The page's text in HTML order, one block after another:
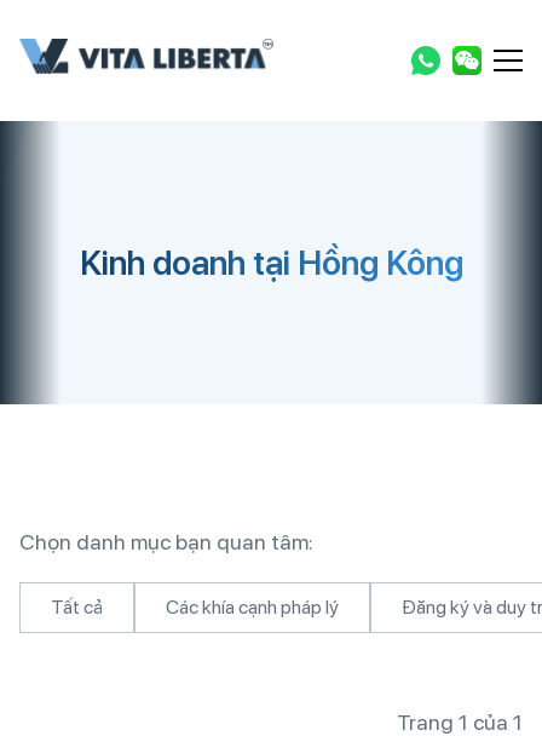
Kinh doanh tại Hồng Kông
Chọn danh mục bạn quan tâm:
Tất cả Các khía cạnh pháp lý Đăng ký và duy
Trang 1 của 1